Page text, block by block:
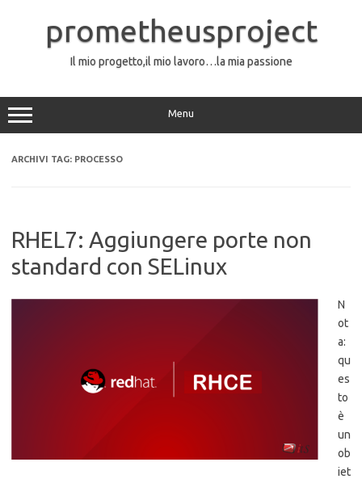
contenutoprometheusproject
Il mio progetto,il mio lavoro…la mia passione
Menu
ARCHIVI TAG: PROCESSO
RHEL7: Aggiungere porte non
standard con SELinux
N
ot
a:
qu
es
to
è
un
ob
iet